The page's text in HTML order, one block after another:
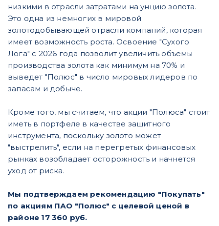
низкими в отрасли затратами на унцию золота.
Это одна из немногих в мировой
золотодобывающей отрасли компаний, которая
имеет возможность роста. Освоение "Сухого
Лога" с 2026 года позволит увеличить объемы
производства золота как минимум на 70% и
выведет "Полюс" в число мировых лидеров по
запасам и добыче.
Кроме того, мы считаем, что акции "Полюса" стоит
иметь в портфеле в качестве защитного
инструмента, поскольку золото может
"выстрелить", если на перегретых финансовых
рынках возобладает осторожность и начнется
уход от риска.
Мы подтверждаем рекомендацию "Покупать"
по акциям ПАО "Полюс" с целевой ценой в
районе 17 360 руб.